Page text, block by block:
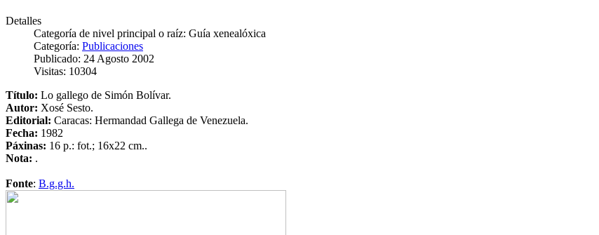
Detalles
Categoría de nivel principal o raíz: Guía xenealóxica
Categoría: Publicaciones
Publicado: 24 Agosto 2002
Visitas: 10304
Título: Lo gallego de Simón Bolívar.
Autor: Xosé Sesto.
Editorial: Caracas: Hermandad Gallega de Venezuela.
Fecha: 1982
Páxinas: 16 p.: fot.; 16x22 cm..
Nota: .
Fonte: B.g.g.h.